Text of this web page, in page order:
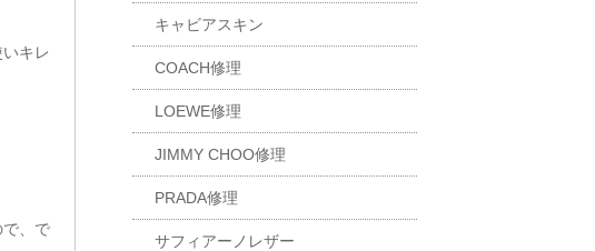
キレ
、で
キャビアスキン
COACH修理
LOEWE修理
JIMMY CHOO修理
PRADA修理
サフィアーノレザー